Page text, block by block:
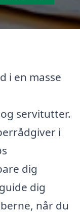
i en masse
servitutter.
i
dig
dig
når du